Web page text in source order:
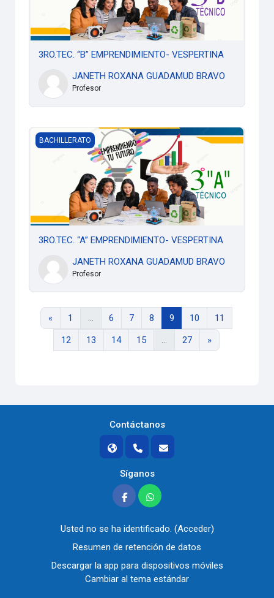
3RO.TEC. “B” EMPRENDIMIENTO- VESPERTINA
JANETH ROXANA GUADAMUD BRAVO
Profesor
3RO.TEC. “A” EMPRENDIMIENTO- VESPERTINA
BACHILLERATO
3RO.TEC. “A” EMPRENDIMIENTO- VESPERTINA
JANETH ROXANA GUADAMUD BRAVO
Profesor
«Página anterior
1 … 6 Página 6
7Página 7
8 Página 8
9 Página 9
10 Página 10
11
12Página 12
13Página 13
14Página 14
15Página 15
… 27Página 27
»Siguiente
Contáctanos
Síganos
Usted no se ha identificado. (Acceder)
Resumen de retención de datos
Descargar la app para dispositivos móviles
Cambiar al tema estándar